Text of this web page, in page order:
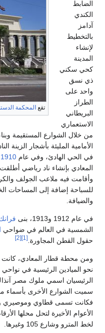
تقع المحكمة
الضابط
الكندي
آدامز
بالتخطيط
لإنشاء
المدينة
كحي سكني
ذي نسق
واحد على
الطراز
البريطاني
الاستعماري
من خلال الشوارع المستقيمة
الأمامية المليئة بأشجار الزينة
في الحي الهادئ، وفي عام 1910
المعادي بإنشاء ناد رياضي
وأقامت فيه ملاعب الجولف
للسباحة إضافة إلى المساحات
والضيافة.
في عام 1912 و1913، بنى
الشمسية في العالم في ضواحي
حقول القطن المجاورة. [1]
[2]
ومن محطة قطار المعادي،
نحو الميادين الرئيسية في
الرئيسيان اسمي ملوك مصر
سميت الشوارع الأخرى بأسماء
فكانت تسمى قطاوي وموصيري
لخط المترو وشارع 105 وغيرها.